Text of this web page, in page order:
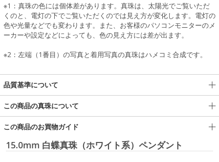
※1：真珠の色には個体差があります。真珠は、太陽光でご覧いただ
くのと、電灯の下でご覧いただくのでは見え方が変化します。電灯の
色や光量などでも変わります。また、お客様のパソコンモニターのメ
ーカーや設定などによっても、色の見え方には差が出ます。
※2：左端（1番目）の写真と着用写真の真珠はハメコミ合成です。
品質基準について
この商品の真珠について
この商品のお買物ガイド
15.0mm 白蝶真珠（ホワイト系）ペンダント